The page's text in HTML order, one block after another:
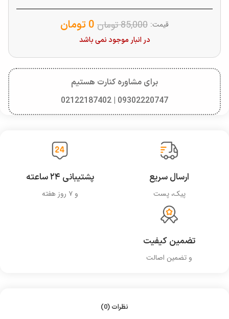
قیمت: 85,000تومان 0 تومان
در انبار موجود نمی باشد
برای مشاوره کنارت هستیم
09302220747 | 02122187402
ارسال سریع
پیک، پست
پشتیبانی ۲۴ ساعته
و ۷ روز هفته
تضمین کیفیت
و تضمین اصالت
نظرات (0)